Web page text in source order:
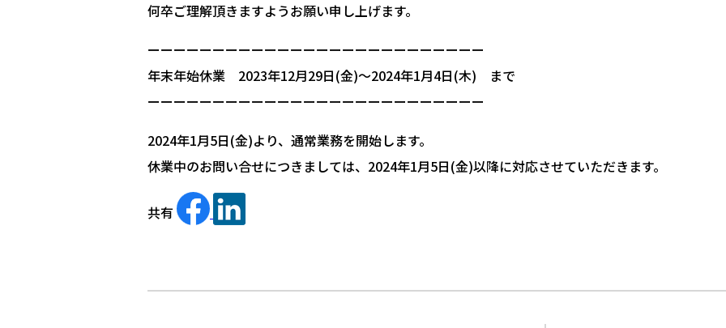
何卒ご理解頂きますようお願い申し上げます。
ーーーーーーーーーーーーーーーーーーーーーーーーーー
年末年始休業 2023年12月29日(金)～2024年1月4日(木) まで
ーーーーーーーーーーーーーーーーーーーーーーーーーー
2024年1月5日(金)より、通常業務を開始します。
休業中のお問い合せにつきましては、2024年1月5日(金)以降に対応させていただきます。
共有